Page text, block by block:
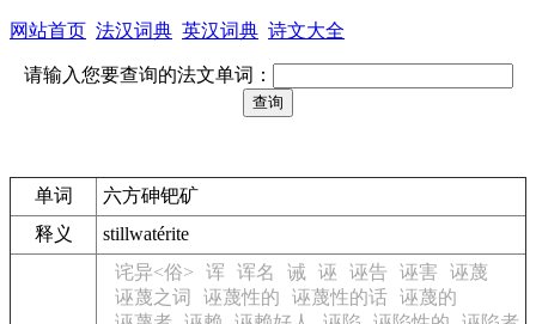
网站首页 法汉词典 英汉词典 诗文大全
请输入您要查询的法文单词：
单词
六方砷钯矿
释义
stillwatérite
诧异<俗> 诨 诨名 诫 诬 诬告 诬害
诬蔑
诬蔑之词
诬蔑性的 诬蔑性的话 诬蔑的